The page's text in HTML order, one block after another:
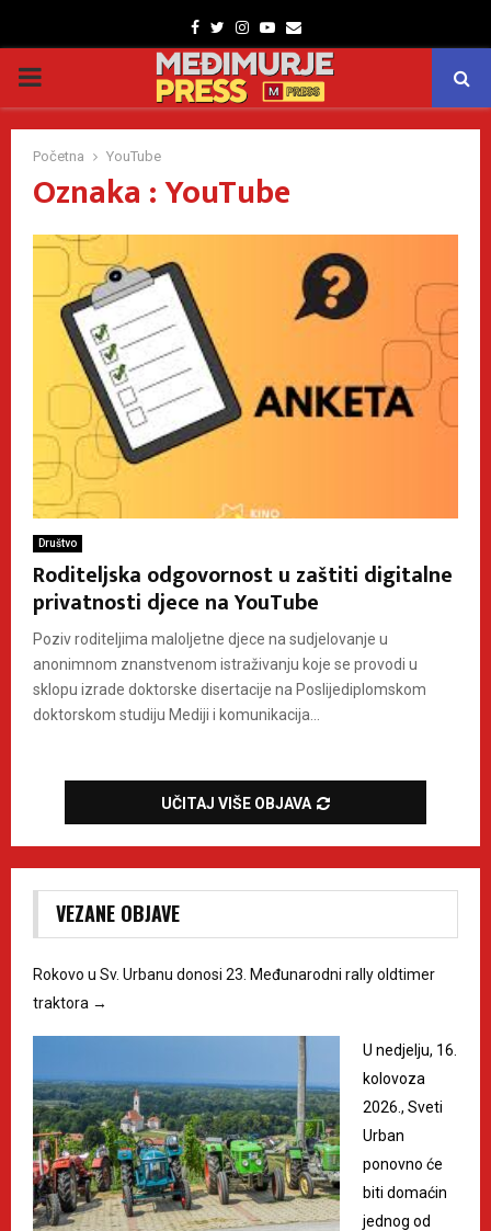
Facebook
TwitterInstagram
Youtube
Email
PRIMARY
MENU
Početna YouTube
Oznaka : YouTube
Društvo
Roditeljska odgovornost u zaštiti digitalne
privatnosti djece na YouTube
Poziv roditeljima maloljetne djece na sudjelovanje u
anonimnom znanstvenom istraživanju koje se provodi u
sklopu izrade doktorske disertacije na Poslijediplomskom
doktorskom studiju Mediji i komunikacija...
UČITAJ VIŠE OBJAVA
VEZANE OBJAVE
Rokovo u Sv. Urbanu donosi 23. Međunarodni rally oldtimer
traktora →
U nedjelju, 16.
kolovoza
2026., Sveti
Urban
ponovno će
biti domaćin
jednog od